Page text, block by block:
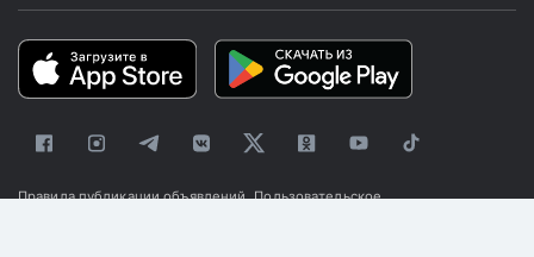
Правила публикации объявлений Пользовательское